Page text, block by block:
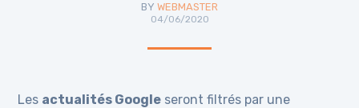
BY WEBMASTER
04/06/2020
Les actualités Google seront filtrés par une